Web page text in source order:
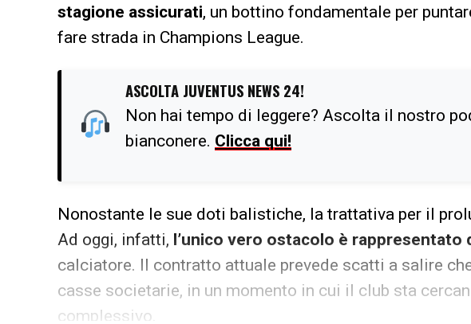
stagione assicurati, un bottino fondamentale per
fare strada in Champions League.
ASCOLTA JUVENTUS NEWS 24!
Non hai tempo di leggere? Ascolta il nostro
bianconere. Clicca qui!
Nonostante le sue doti balistiche, la trattativa per il
Ad oggi, infatti, l’unico vero ostacolo è rappresentato
calciatore. Il contratto attuale prevede scatti a salire
casse societarie, in un momento in cui il club sta
complessivo.